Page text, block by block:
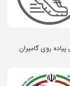
پیاده روی گامیران